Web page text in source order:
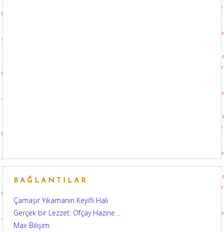
BAĞLANTILAR
Çamaşır Yıkamanın Keyifli Hali
Gerçek bir Lezzet: Ofçay Hazine…
Max Bilişim